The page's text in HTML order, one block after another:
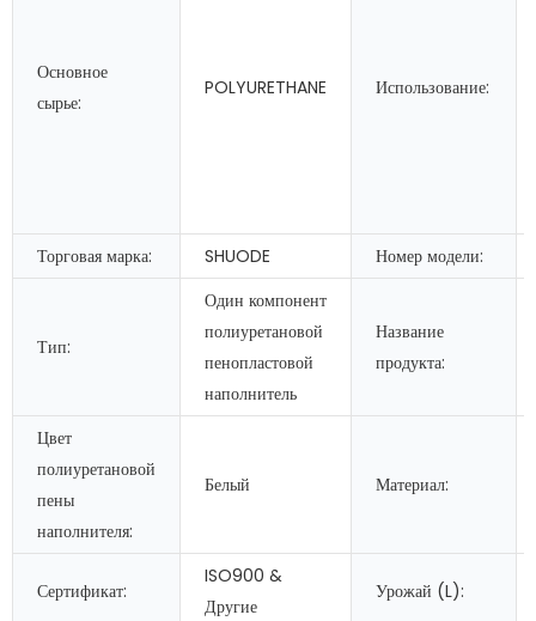
Основное
сырье:
POLYURETHANE Использование:
Торговая марка: SHUODE Номер модели:
Тип:
Один компонент
полиуретановой
пенопластовой
наполнитель
Название
продукта:
Цвет
полиуретановой
пены
наполнителя:
Белый Материал:
Сертификат:
ISO900 &
Другие
Урожай (L):